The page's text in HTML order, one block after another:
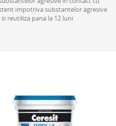
impotriva substantelor agresive
reutiliza pana la 12 luni